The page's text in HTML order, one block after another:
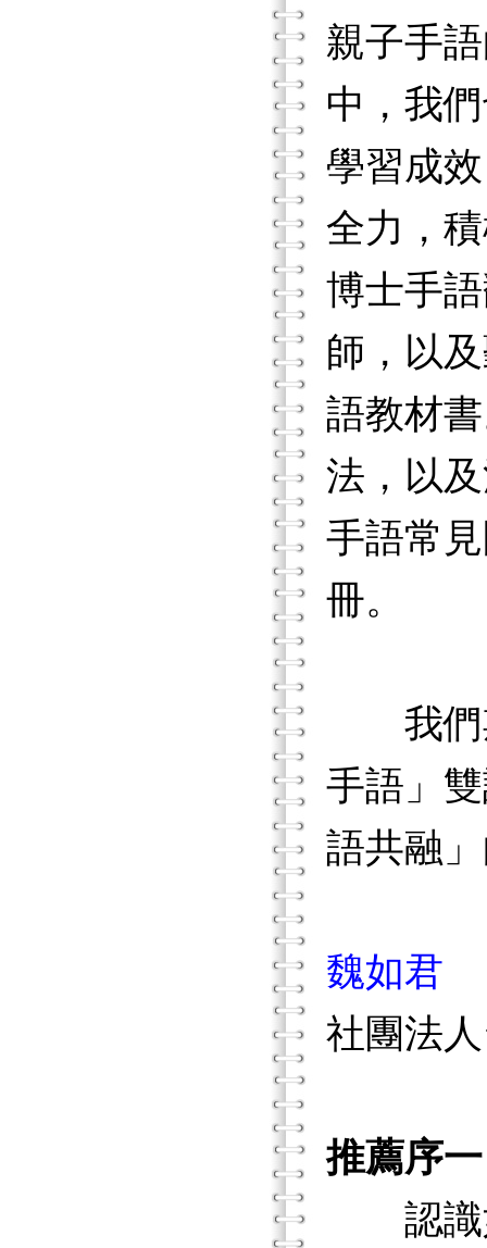
親子手
中，我
學習成
全力，
博士手
師，以
語教材
法，以
手語常
冊。
我們期
手語」
語共融
魏如君
社團法
推薦序一
認識如